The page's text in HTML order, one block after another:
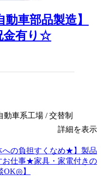
車部品製造】
金有り☆
車系工場 / 交替制
詳細を表示